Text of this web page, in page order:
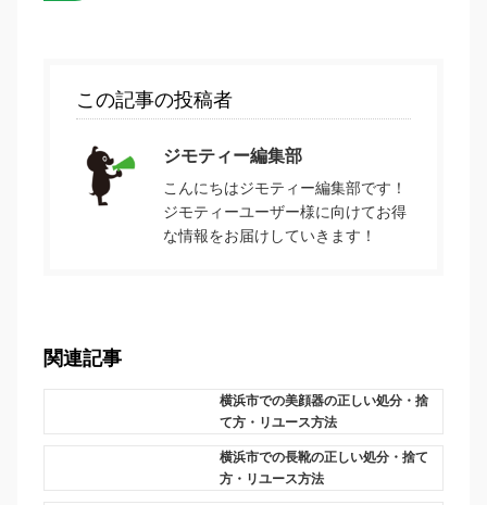
この記事の投稿者
ジモティー編集部
こんにちはジモティー編集部です！
ジモティーユーザー様に向けてお得
な情報をお届けしていきます！
関連記事
横浜市での美顔器の正しい処分・捨
て方・リユース方法
横浜市での長靴の正しい処分・捨て
方・リユース方法